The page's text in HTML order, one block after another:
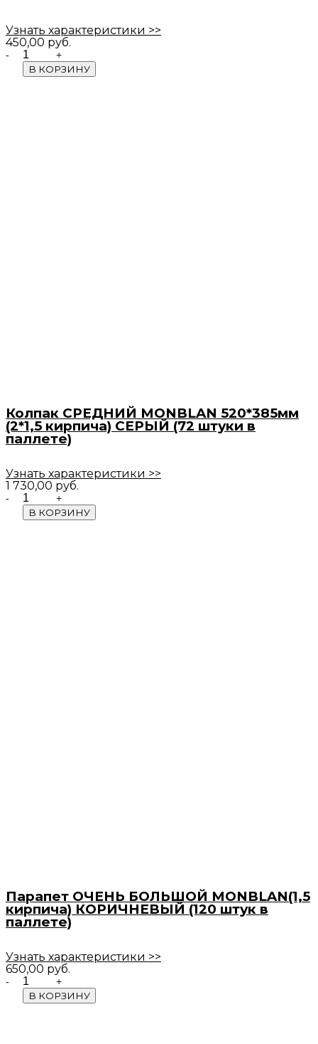
Узнать характеристики >>
450,00 руб.
Quantity
В КОРЗИНУ
Колпак СРЕДНИЙ MONBLAN 520*385мм
(2*1,5 кирпича) СЕРЫЙ (72 штуки в
паллете)
Узнать характеристики >>
1 730,00 руб.
Quantity
В КОРЗИНУ
Парапет ОЧЕНЬ БОЛЬШОЙ MONBLAN(1,5
кирпича) КОРИЧНЕВЫЙ (120 штук в
паллете)
Узнать характеристики >>
650,00 руб.
Quantity
В КОРЗИНУ